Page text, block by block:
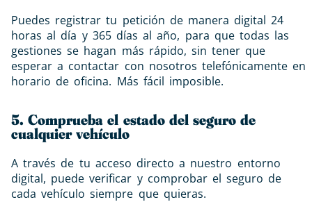
Puedes registrar tu petición de manera digital 24
horas al día y 365 días al año, para que todas las
gestiones se hagan más rápido, sin tener que
esperar a contactar con nosotros telefónicamente en
horario de oficina. Más fácil imposible.
5. Comprueba el estado del seguro de
cualquier vehículo
A través de tu acceso directo a nuestro entorno
digital, puede verificar y comprobar el seguro de
cada vehículo siempre que quieras.